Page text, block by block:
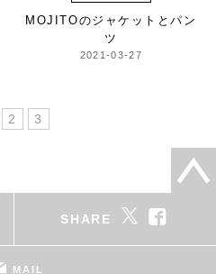
MOJITOのジャケットとパン
ツ
2021-03-27
2 3
SHARE
MAIL